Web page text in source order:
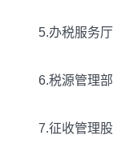
5.办税服务厅
6.税源管理部
7.征收管理股